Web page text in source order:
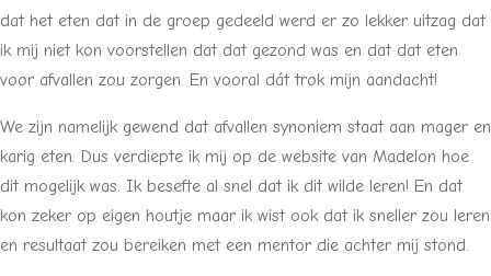
dat het eten dat in de groep gedeeld werd er zo lekker uitzag dat
ik mij niet kon voorstellen dat dat gezond was en dat dat eten
voor afvallen zou zorgen. En vooral dát trok mijn aandacht!
We zijn namelijk gewend dat afvallen synoniem staat aan mager en
karig eten. Dus verdiepte ik mij op de website van Madelon hoe
dit mogelijk was. Ik besefte al snel dat ik dit wilde leren! En dat
kon zeker op eigen houtje maar ik wist ook dat ik sneller zou leren
en resultaat zou bereiken met een mentor die achter mij stond.